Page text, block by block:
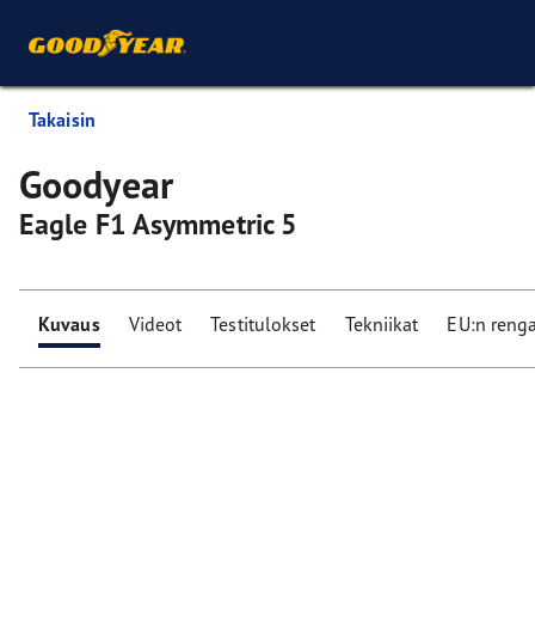
Takaisin
Goodyear
Eagle F1 Asymmetric 5
Kuvaus Videot Testitulokset Tekniikat EU:n